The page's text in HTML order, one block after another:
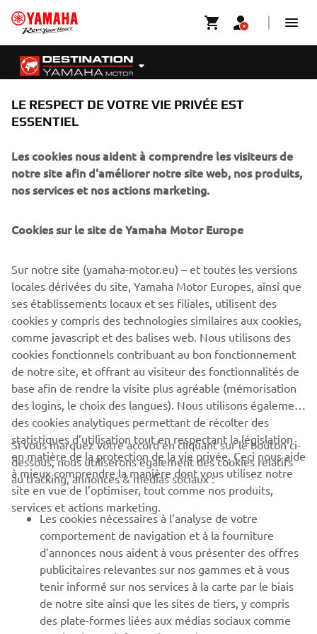
CORPORATE
BUSINESS
PLUS YAMAHA
SUPPORT
NEWSLETTER
Découvrez en exclusivité les dernières offres, les événements
spéciaux, les nouveautés et bien plus encore
S'ABONNER
Lisez notre politique de confidentialité pour savoir comment
nous traitons vos données personnelles : Politique de
Confidentialité
Belgium (French)
LE RESPECT DE VOTRE VIE PRIVÉE EST
ESSENTIEL
Les cookies nous aident à comprendre les visiteurs de
notre site afin d'améliorer notre site web, nos produits,
nos services et nos actions marketing.
Cookies sur le site de Yamaha Motor Europe
Sur notre site (yamaha-motor.eu) – et toutes les versions
locales dérivées du site, Yamaha Motor Europes, ainsi que
ses établissements locaux et ses filiales, utilisent des
cookies y compris des technologies similaires aux cookies,
comme javascript et des balises web. Nous utilisons des
cookies fonctionnels contribuant au bon fonctionnement
de notre site, et offrant au visiteur des fonctionnalités de
base afin de rendre la visite plus agréable (mémorisation
des logins, le choix des langues). Nous utilisons également
des cookies analytiques permettant de récolter des
statistiques d’utilisation tout en respectant la législation
en matière de la protection de la vie privée. Ceci nous aide
à mieux comprendre la manière dont vous utilisez notre
site en vue de l’optimiser, tout comme nos produits,
services et actions marketing.
Si vous marquez votre accord en cliquant sur le bouton ci-
dessous, nous utiliserons également des cookies relatifs
au tracking, annonces & médias sociaux :
Les cookies nécessaires à l’analyse de votre
comportement de navigation et à la fourniture
d’annonces nous aident à vous présenter des offres
publicitaires relevantes sur nos gammes et à vous
tenir informé sur nos services à la carte par le biais
de notre site ainsi que les sites de tiers, y compris
des plate-formes liées aux médias sociaux comme